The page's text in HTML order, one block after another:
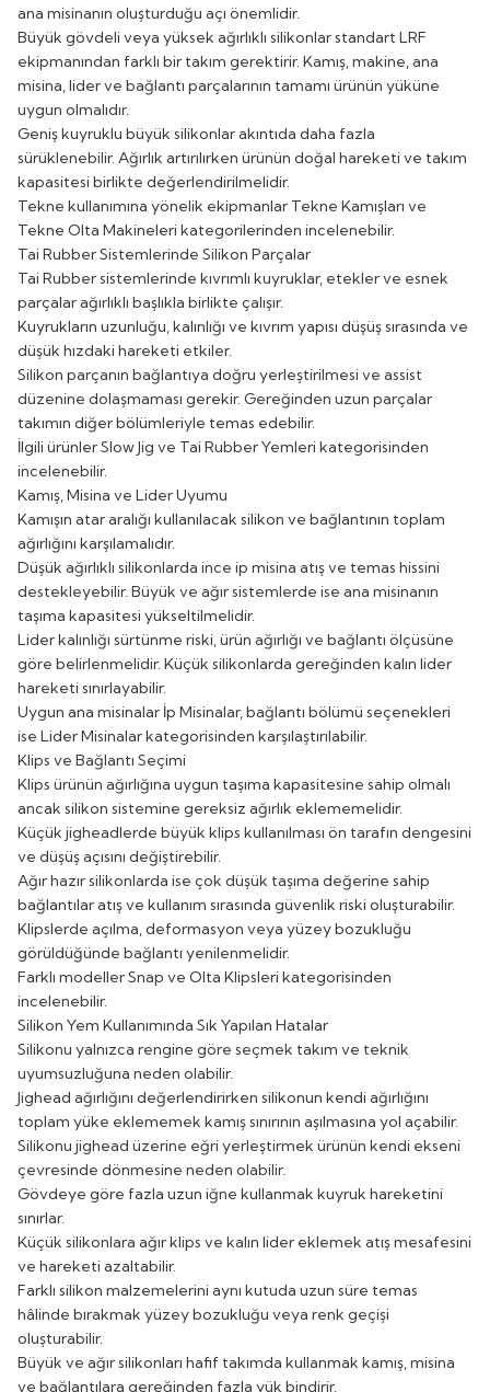
ana misinanın oluşturduğu açı önemlidir.
Büyük gövdeli veya yüksek ağırlıklı silikonlar standart LRF
ekipmanından farklı bir takım gerektirir. Kamış, makine, ana
misina, lider ve bağlantı parçalarının tamamı ürünün yüküne
uygun olmalıdır.
Geniş kuyruklu büyük silikonlar akıntıda daha fazla
sürüklenebilir. Ağırlık artırılırken ürünün doğal hareketi ve takım
kapasitesi birlikte değerlendirilmelidir.
Tekne kullanımına yönelik ekipmanlar Tekne Kamışları ve
Tekne Olta Makinelerikategorilerinden incelenebilir.
Tai Rubber Sistemlerinde Silikon Parçalar
Tai Rubber sistemlerinde kıvrımlı kuyruklar, etekler ve esnek
parçalar ağırlıklı başlıkla birlikte çalışır.
Kuyrukların uzunluğu, kalınlığı ve kıvrım yapısı düşüş sırasında ve
düşük hızdaki hareketi etkiler.
Silikon parçanın bağlantıya doğru yerleştirilmesi ve assist
düzenine dolaşmaması gerekir. Gereğinden uzun parçalar
takımın diğer bölümleriyle temas edebilir.
İlgili ürünlerSlow Jig ve Tai Rubber Yemlerikategorisinden
incelenebilir.
Kamış, Misina ve Lider Uyumu
Kamışın atar aralığı kullanılacak silikon ve bağlantının toplam
ağırlığını karşılamalıdır.
Düşük ağırlıklı silikonlarda ince ip misina atış ve temas hissini
destekleyebilir. Büyük ve ağır sistemlerde ise ana misinanın
taşıma kapasitesi yükseltilmelidir.
Lider kalınlığı sürtünme riski, ürün ağırlığı ve bağlantı ölçüsüne
göre belirlenmelidir. Küçük silikonlarda gereğinden kalın lider
hareketi sınırlayabilir.
Uygun ana misinalar İp Misinalar, bağlantı bölümü seçenekleri
ise Lider Misinalarkategorisinden karşılaştırılabilir.
Klips ve Bağlantı Seçimi
Klips ürünün ağırlığına uygun taşıma kapasitesine sahip olmalı
ancak silikon sistemine gereksiz ağırlık eklememelidir.
Küçük jigheadlerde büyük klips kullanılması ön tarafın dengesini
ve düşüş açısını değiştirebilir.
Ağır hazır silikonlarda ise çok düşük taşıma değerine sahip
bağlantılar atış ve kullanım sırasında güvenlik riski oluşturabilir.
Klipslerde açılma, deformasyon veya yüzey bozukluğu
görüldüğünde bağlantı yenilenmelidir.
Farklı modellerSnap ve Olta Klipslerikategorisinden
incelenebilir.
Silikon Yem Kullanımında Sık Yapılan Hatalar
Silikonu yalnızca rengine göre seçmek takım ve teknik
uyumsuzluğuna neden olabilir.
Jighead ağırlığını değerlendirirken silikonun kendi ağırlığını
toplam yüke eklememek kamış sınırının aşılmasına yol açabilir.
Silikonu jighead üzerine eğri yerleştirmek ürünün kendi ekseni
çevresinde dönmesine neden olabilir.
Gövdeye göre fazla uzun iğne kullanmak kuyruk hareketini
sınırlar.
Küçük silikonlara ağır klips ve kalın lider eklemek atış mesafesini
ve hareketi azaltabilir.
Farklı silikon malzemelerini aynı kutuda uzun süre temas
hâlinde bırakmak yüzey bozukluğu veya renk geçişi
oluşturabilir.
Büyük ve ağır silikonları hafif takımda kullanmak kamış, misina
ve bağlantılara gereğinden fazla yük bindirir.